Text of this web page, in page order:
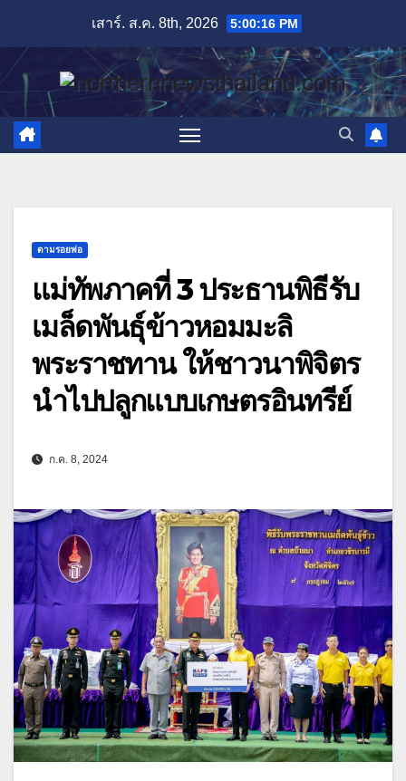
content
เสาร์. ส.ค. 8th, 2026 5:00:18 PM
ตามรอยพ่อ
แม่ทัพภาคที่ 3 ประธานพิธีรับ
เมล็ดพันธุ์ข้าวหอมมะลิ
พระราชทาน ให้ชาวนาพิจิตร
นำไปปลูกแบบเกษตรอินทรีย์
ก.ค. 8, 2024